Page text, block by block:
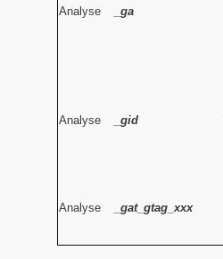
Analyse _ga
Analyse _gid
Analyse _gat_gtag_xxx